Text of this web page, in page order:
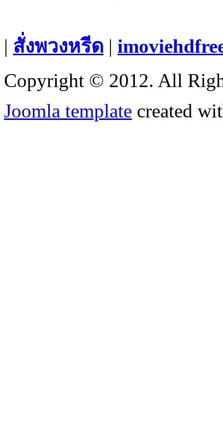
| สั่งพวงหรีด |
Copyright © 2012. All
Joomla template created